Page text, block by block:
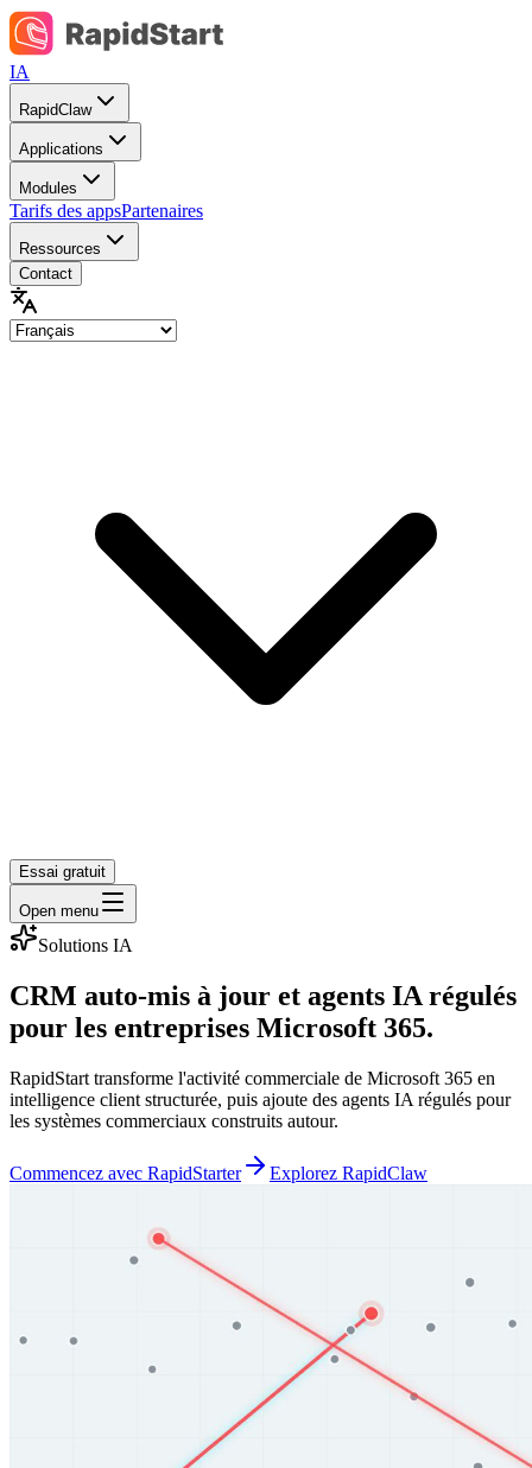
IA
RapidClaw
Applications
Modules
Tarifs des appsPartenaires
Ressources
Contact
Essai gratuit
Open menu
Solutions IA
CRM auto-mis à jour et agents IA régulés
pour les entreprises Microsoft 365.
RapidStart transforme l'activité commerciale de Microsoft 365 en
intelligence client structurée, puis ajoute des agents IA régulés pour
les systèmes commerciaux construits autour.
Commencez avec RapidStarter Explorez RapidClaw